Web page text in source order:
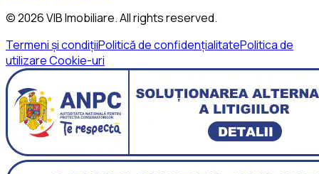
©2026VIB Imobiliare. All rights reserved.
Termeni și condițiiPolitică de confidențialitatePolitica de
utilizare Cookie-uri